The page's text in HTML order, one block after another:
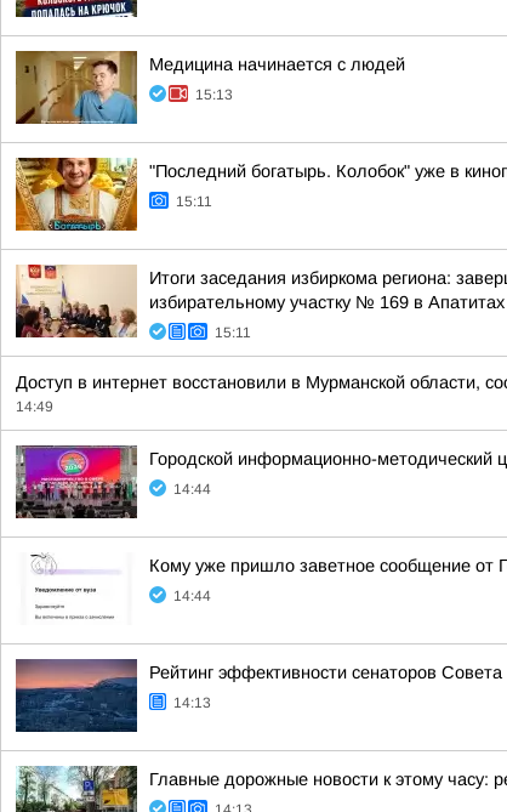
Медицина начинается с людей
15:13
"Последний богатырь. Колобок" уже в
15:11
Итоги заседания избиркома региона:
избирательному участку № 169 в
15:11
Доступ в интернет восстановили в Мурманской области,
14:49
Городской информационно-методический
14:44
Кому уже пришло заветное сообщение от
14:44
Рейтинг эффективности сенаторов
14:13
Главные дорожные новости к этому часу: